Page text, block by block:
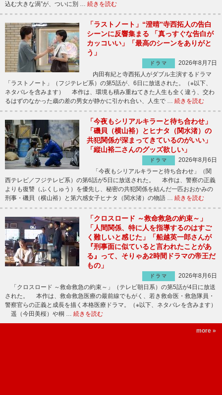
込む大きな渦”が、ついに別 … 続きを読む
「ラストノート」“澄晴”寺西拓人の告白
シーンに反響集まる 「真っすぐな告白が
カッコいい」「最高のシーンをありがと
う」
ドラマ
2026年8月7日
内田有紀と寺西拓人がダブル主演するドラマ
「ラストノート」（フジテレビ系）の第5話が、6日に放送された。（※以下、
ネタバレを含みます） 本作は、環境も積み重ねてきた人生も全く違う、交わ
るはずのなかった歳の差の男女が静かに引かれ合い、人生で … 続きを読む
「今夜もシリアルキラーと待ち合わせ」
「磯貝（横山裕）とヒナタ（関水渚）の
共犯関係が深まってきているのがいい」
「縦山裕二さんのグッズ欲しい」
ドラマ
2026年8月6日
「今夜もシリアルキラーと待ち合わせ」（関
西テレビ／フジテレビ系）の第6話が5日に放送された。 本作は、警察の正義
よりも復讐（ふくしゅう）を優先し、秘密の共犯関係を結んだ一匹おおかみの
刑事・磯貝（横山裕）と第六感女子ヒナタ（関水渚）の物語 … 続きを読む
「クロスロード ～救命救急の約束～」
「人間関係、特に人を指導するのはすご
く難しいと感じた」「船越英一郎さんが
『刑事面に似ていると言われたことがあ
る』って、そりゃあ2時間ドラマの帝王だ
もの」
ドラマ
2026年8月6日
「クロスロード ～救命救急の約束～」（テレビ朝日系）の第5話が4日に放送
された。 本作は、救命救急医療の最前線でもがく、若き救命医・救急隊員・
警察官らの正義と成長を描く本格医療ドラマ。（※以下、ネタバレを含みます）
遥（今田美桜）や桐 … 続きを読む
more »